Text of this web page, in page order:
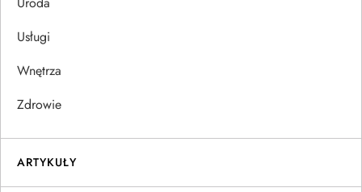
Usługi
Wnętrza
Zdrowie
ARTYKUŁY